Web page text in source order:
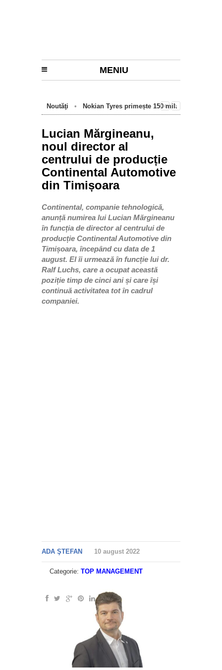
MENIU
Noutăţi •
Nokian Tyres primește 150 mil.
cu emisii zero de la Oradea
Lucian Mărgineanu,
noul director al
centrului de producție
Continental Automotive
din Timișoara
Continental, companie tehnologică,
anunță numirea lui Lucian Mărgineanu
în funcția de director al centrului de
producție Continental Automotive din
Timișoara, începând cu data de 1
august. El îi urmează în funcție lui dr.
Ralf Luchs, care a ocupat această
poziție timp de cinci ani și care își
continuă activitatea tot în cadrul
companiei.
ADA ŞTEFAN 10 august 2022
Categorie: TOP MANAGEMENT